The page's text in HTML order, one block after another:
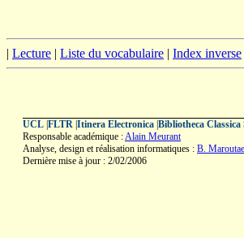
| Lecture | Liste du vocabulaire | Index inverse
UCL FLTR Itinera Electronica Bibliotheca Classica
Responsable académique :Alain Meurant
Analyse, design et réalisation informatiques : B.
Dernière mise à jour : 2/02/2006